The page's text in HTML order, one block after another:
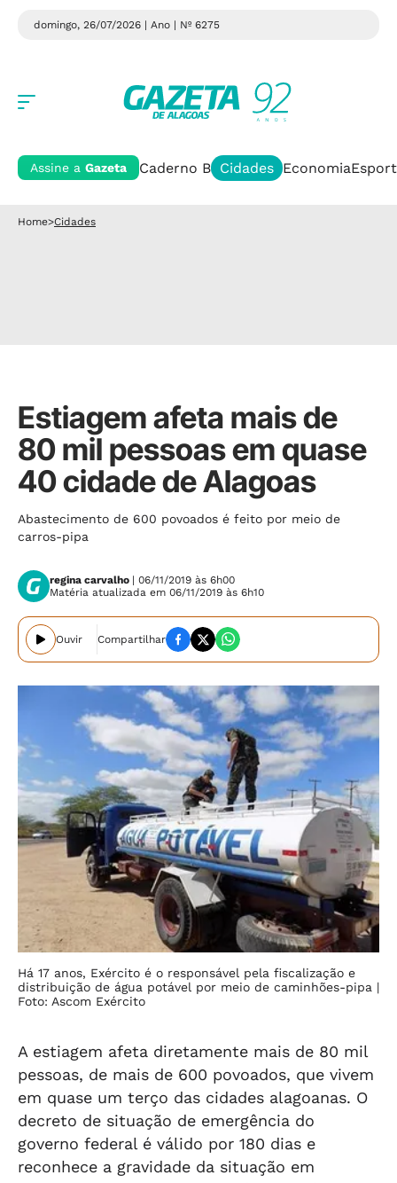
domingo, 26/07/2026 | Ano | Nº 6275
Assine a Gazeta Caderno B Cidades Economia
Home>Cidades
Estiagem afeta mais de
80 mil pessoas em quase
40 cidade de Alagoas
Abastecimento de 600 povoados é feito por meio de
carros-pipa
regina carvalho | 06/11/2019 às 6h00
Matéria atualizada em 06/11/2019 às 6h10
Ouvir Compartilhar
Há 17 anos, Exército é o responsável pela fiscalização e
distribuição de água potável por meio de caminhões-pipa |
Foto: Ascom Exército
A estiagem afeta diretamente mais de 80 mil
pessoas, de mais de 600 povoados, que vivem
em quase um terço das cidades alagoanas. O
decreto de situação de emergência do
governo federal é válido por 180 dias e
reconhece a gravidade da situação em